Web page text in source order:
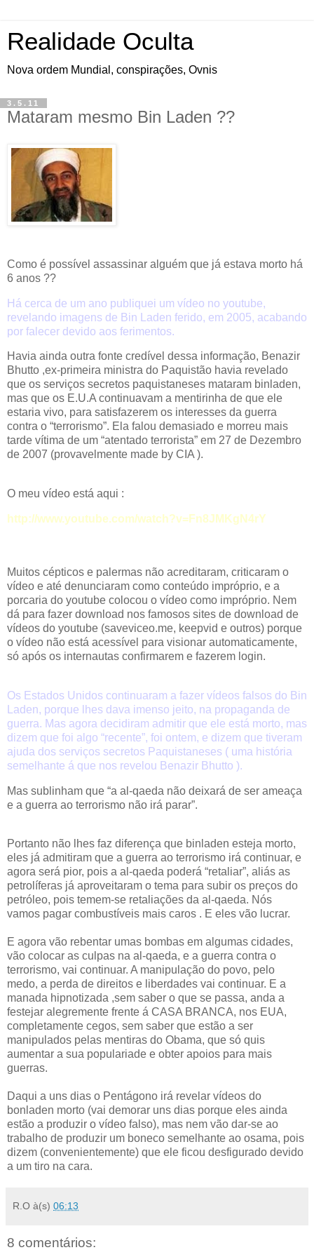
Realidade Oculta
Nova ordem Mundial, conspirações, Ovnis
3.5.11
Mataram mesmo Bin Laden ??
Como é possível assassinar alguém que já estava morto há
6 anos ??
Há cerca de um ano publiquei um vídeo no youtube,
revelando imagens de Bin Laden ferido, em 2005, acabando
por falecer devido aos ferimentos.
Havia ainda outra fonte credível dessa informação, Benazir
Bhutto ,ex-primeira ministra do Paquistão havia revelado
que os serviços secretos paquistaneses mataram binladen,
mas que os E.U.A continuavam a mentirinha de que ele
estaria vivo, para satisfazerem os interesses da guerra
contra o “terrorismo”. Ela falou demasiado e morreu mais
tarde vítima de um “atentado terrorista” em 27 de Dezembro
de 2007 (provavelmente made by CIA ).
O meu vídeo está aqui :
http://www.youtube.com/watch?v=Fn8JMKgN4rY
Muitos cépticos e palermas não acreditaram, criticaram o
vídeo e até denunciaram como conteúdo impróprio, e a
porcaria do youtube colocou o vídeo como impróprio. Nem
dá para fazer download nos famosos sites de download de
vídeos do youtube (saveviceo.me, keepvid e outros) porque
o vídeo não está acessível para visionar automaticamente,
só após os internautas confirmarem e fazerem login.
Os Estados Unidos continuaram a fazer vídeos falsos do Bin
Laden, porque lhes dava imenso jeito, na propaganda de
guerra. Mas agora decidiram admitir que ele está morto, mas
dizem que foi algo “recente”, foi ontem, e dizem que tiveram
ajuda dos serviços secretos Paquistaneses ( uma história
semelhante á que nos revelou Benazir Bhutto ).
Mas sublinham que “a al-qaeda não deixará de ser ameaça
e a guerra ao terrorismo não irá parar”.
Portanto não lhes faz diferença que binladen esteja morto,
eles já admitiram que a guerra ao terrorismo irá continuar, e
agora será pior, pois a al-qaeda poderá “retaliar”, aliás as
petrolíferas já aproveitaram o tema para subir os preços do
petróleo, pois temem-se retaliações da al-qaeda. Nós
vamos pagar combustíveis mais caros . E eles vão lucrar.
E agora vão rebentar umas bombas em algumas cidades,
vão colocar as culpas na al-qaeda, e a guerra contra o
terrorismo, vai continuar. A manipulação do povo, pelo
medo, a perda de direitos e liberdades vai continuar. E a
manada hipnotizada ,sem saber o que se passa, anda a
festejar alegremente frente á CASA BRANCA, nos EUA,
completamente cegos, sem saber que estão a ser
manipulados pelas mentiras do Obama, que só quis
aumentar a sua populariade e obter apoios para mais
guerras.
Daqui a uns dias o Pentágono irá revelar vídeos do
bonladen morto (vai demorar uns dias porque eles ainda
estão a produzir o vídeo falso), mas nem vão dar-se ao
trabalho de produzir um boneco semelhante ao osama, pois
dizem (convenientemente) que ele ficou desfigurado devido
a um tiro na cara.
R.O à(s) 06:13
8 comentários: